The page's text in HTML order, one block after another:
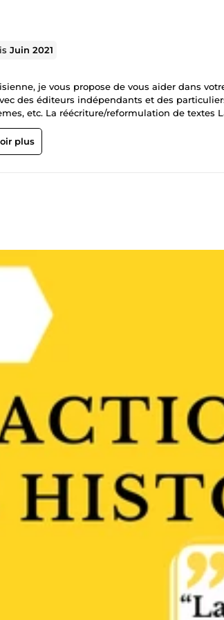
Juin 2021
je vous propose de vous aider dans
des éditeurs indépendants et des
plus